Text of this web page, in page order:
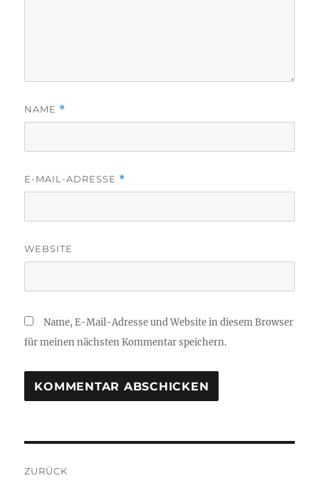
NAME *
E-MAIL-ADRESSE *
WEBSITE
Name, E-Mail-Adresse und Website in diesem Browser
für meinen nächsten Kommentar speichern.
ZURÜCK